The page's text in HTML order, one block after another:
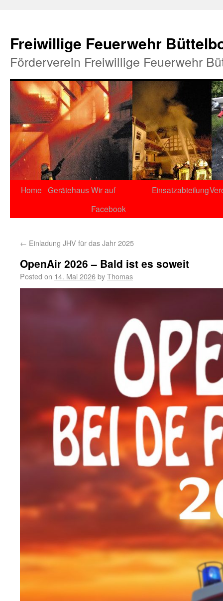
Freiwillige Feuerwehr
Förderverein Freiwillige Feuerwehr
Home Gerätehaus Wir auf
Facebook
Einsatzabteilung
← Einladung JHV für das Jahr 2025
OpenAir 2026 – Bald ist es soweit
Posted on 14. Mai 2026byThomas